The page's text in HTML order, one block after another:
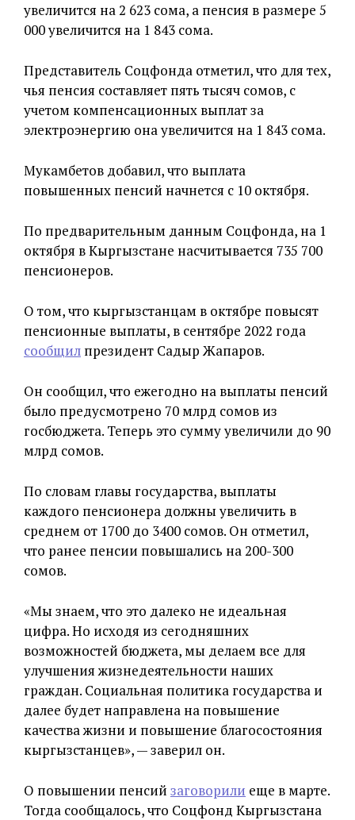
увеличится на 2 623 сома, а пенсия в размере 5
000 увеличится на 1 843 сома.
Представитель Соцфонда отметил, что для тех,
чья пенсия составляет пять тысяч сомов, с
учетом компенсационных выплат за
электроэнергию она увеличится на 1 843 сома.
Мукамбетов добавил, что выплата
повышенных пенсий начнется с 10 октября.
По предварительным данным Соцфонда, на 1
октября в Кыргызстане насчитывается 735 700
пенсионеров.
О том, что кыргызстанцам в октябре повысят
пенсионные выплаты, в сентябре 2022 года
сообщил президент Садыр Жапаров.
Он сообщил, что ежегодно на выплаты пенсий
было предусмотрено 70 млрд сомов из
госбюджета. Теперь это сумму увеличили до 90
млрд сомов.
По словам главы государства, выплаты
каждого пенсионера должны увеличить в
среднем от 1700 до 3400 сомов. Он отметил,
что ранее пенсии повышались на 200-300
сомов.
«Мы знаем, что это далеко не идеальная
цифра. Но исходя из сегодняшних
возможностей бюджета, мы делаем все для
улучшения жизнедеятельности наших
граждан. Социальная политика государства и
далее будет направлена на повышение
качества жизни и повышение благосостояния
кыргызстанцев», — заверил он.
О повышении пенсий заговорили еще в марте.
Тогда сообщалось, что Соцфонд Кыргызстана